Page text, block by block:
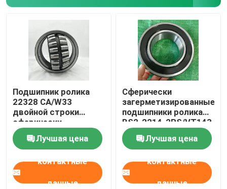
Подшипник ролика
22328 CA/W33
двойной строки
сферически
140x300x102mm для
дробилкиЛучшая цена
контактные
данные
Сферически
загерметизированные
подшипники ролика
BS2-2214-2RS/VT143
BS2-2215-2RS/VT143
Лучшая цена
контактные
данные